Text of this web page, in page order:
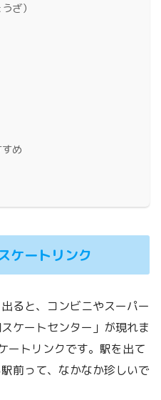
ざ）
め
ケートリンク
ると、コンビニやスーパー
ケートセンター」が現れま
ートリンクです。駅を出て
前って、なかなか珍しいで